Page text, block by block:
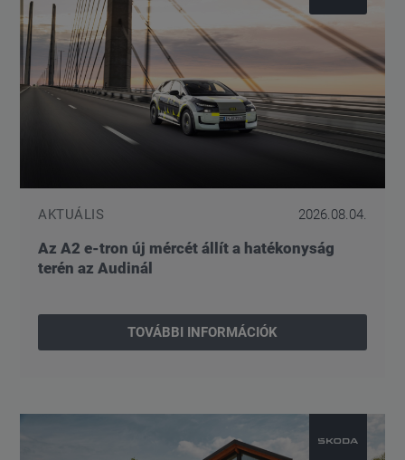
AKTUÁLIS 2026.08.04.
Az A2 e-tron új mércét állít a hatékonyság
terén az Audinál
TOVÁBBI INFORMÁCIÓK